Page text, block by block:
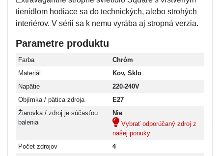
tienidlom hodiace sa do technických, alebo strohých
interiérov. V sérii sa k nemu vyrába aj stropná verzia.
Parametre produktu
Farba
Chróm
Materiál
Kov, Sklo
Napätie
220-240V
Objímka / pätica zdroja
E27
Žiarovka / zdroj je súčasťou
balenia
Nie
Vybrať odporúčaný zdroj z
našej ponuky
Počet zdrojov
4